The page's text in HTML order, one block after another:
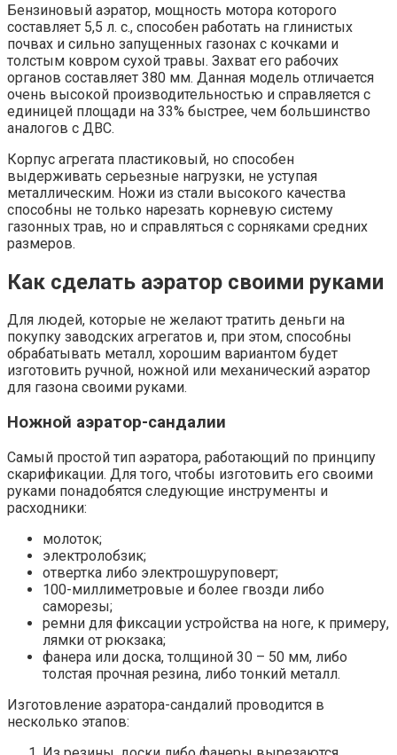
Бензиновый аэратор, мощность мотора которого
составляет 5,5 л. с., способен работать на глинистых
почвах и сильно запущенных газонах с кочками и
толстым ковром сухой травы. Захват его рабочих
органов составляет 380 мм. Данная модель отличается
очень высокой производительностью и справляется с
единицей площади на 33% быстрее, чем большинство
аналогов с ДВС.
Корпус агрегата пластиковый, но способен
выдерживать серьезные нагрузки, не уступая
металлическим. Ножи из стали высокого качества
способны не только нарезать корневую систему
газонных трав, но и справляться с сорняками средних
размеров.
Как сделать аэратор своими руками
Для людей, которые не желают тратить деньги на
покупку заводских агрегатов и, при этом, способны
обрабатывать металл, хорошим вариантом будет
изготовить ручной, ножной или механический аэратор
для газона своими руками.
Ножной аэратор-сандалии
Самый простой тип аэратора, работающий по принципу
скарификации. Для того, чтобы изготовить его своими
руками понадобятся следующие инструменты и
расходники:
молоток;
электролобзик;
отвертка либо электрошуруповерт;
100-миллиметровые и более гвозди либо
саморезы;
ремни для фиксации устройства на ноге, к примеру,
лямки от рюкзака;
фанера или доска, толщиной 30 – 50 мм, либо
толстая прочная резина, либо тонкий металл.
Изготовление аэратора-сандалий проводится в
несколько этапов: